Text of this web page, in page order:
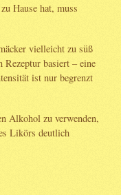
Hause hat, muss
vielleicht zu süß
Rezeptur basiert – eine
ist nur begrenzt
Alkohol zu verwenden,
Likörs deutlich